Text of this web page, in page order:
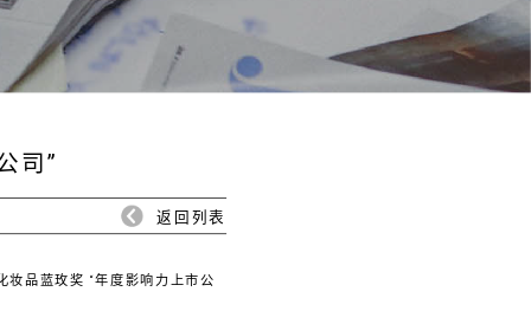
司”
返回列表
品蓝玫奖 “年度影响力上市公